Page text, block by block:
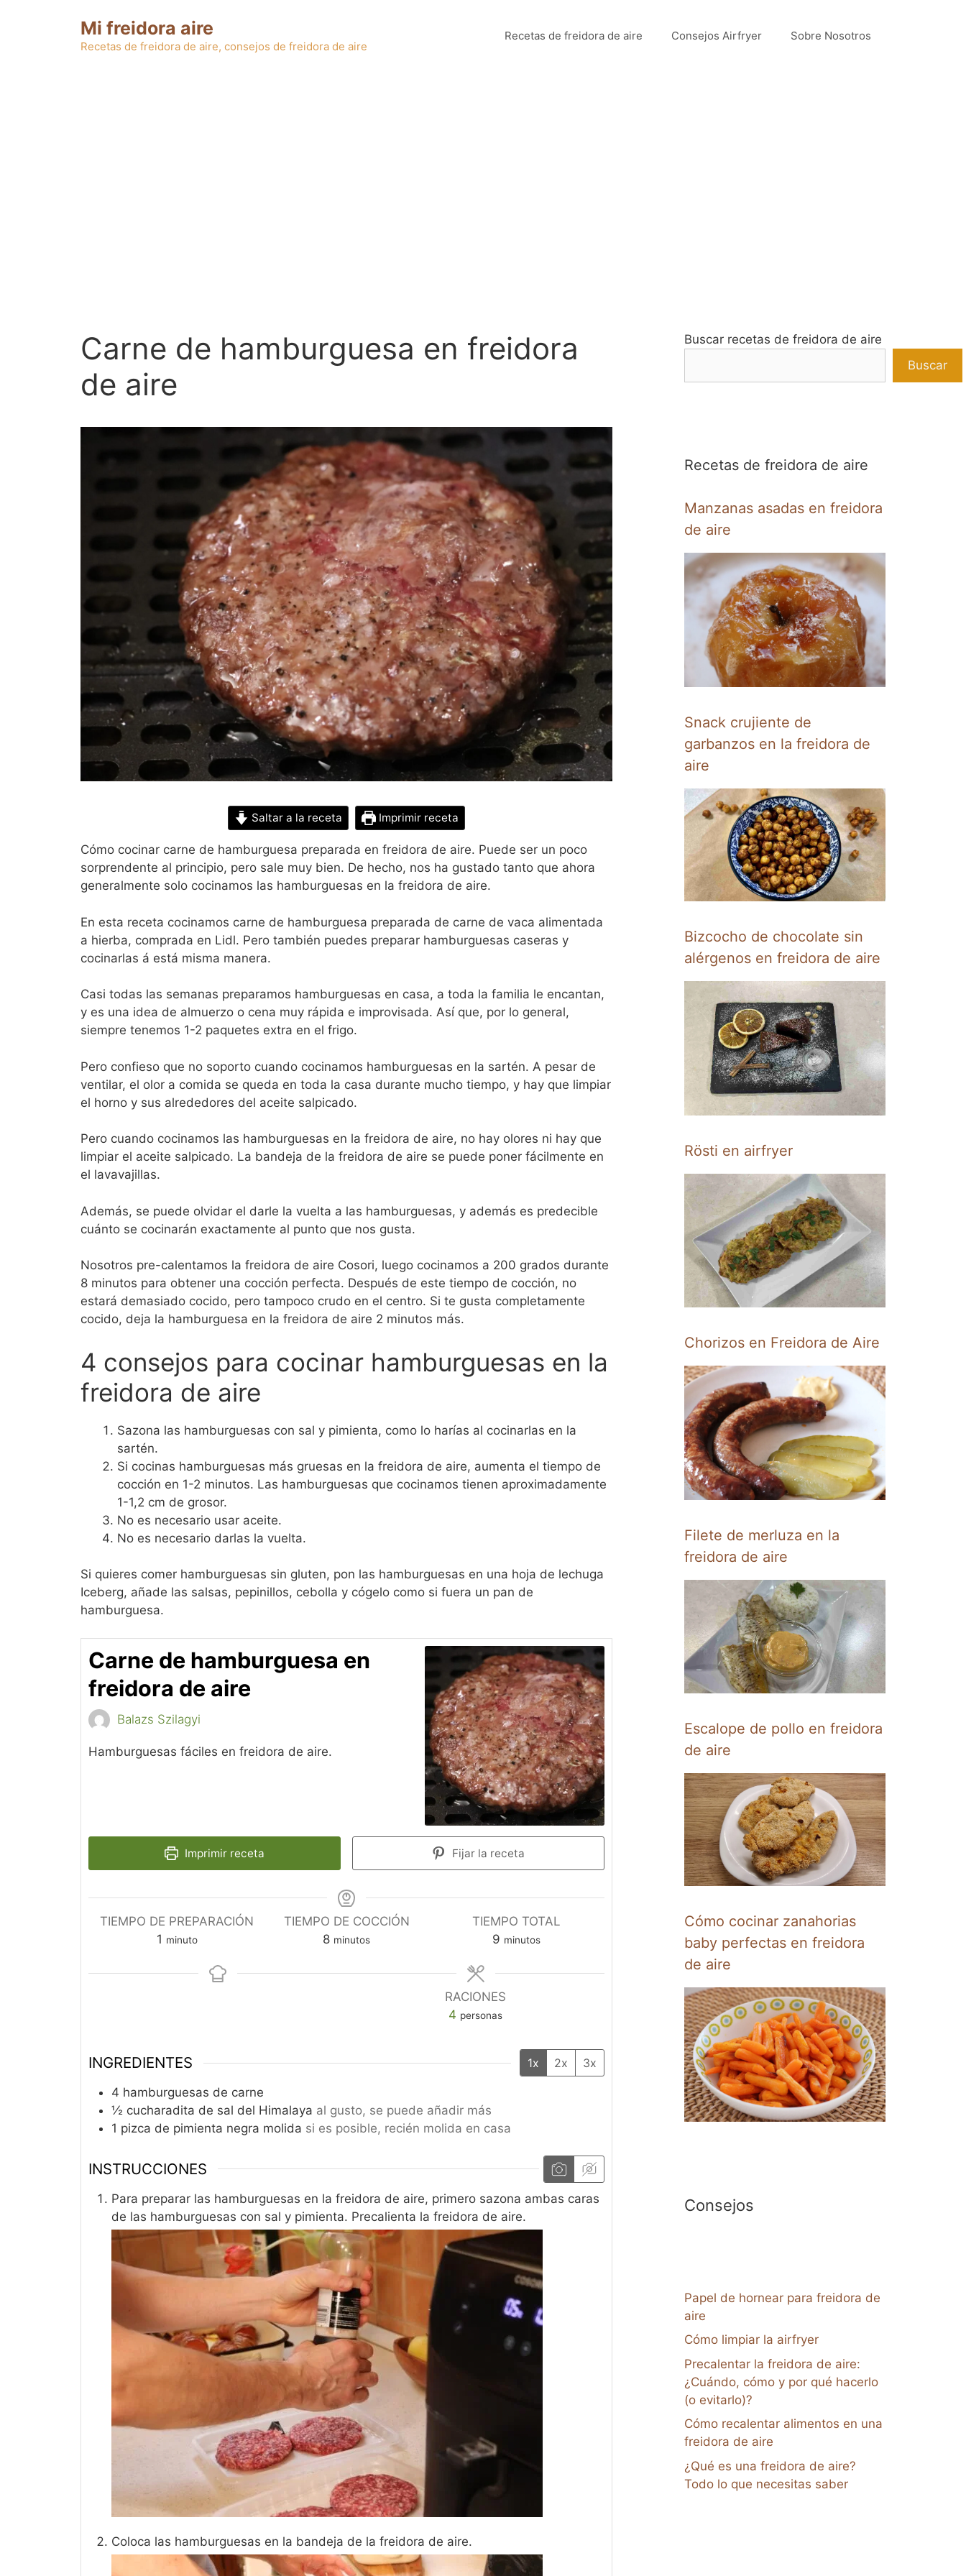
Mi freidora aire
Recetas de freidora de aire, consejos de freidora de aire
Recetas de freidora de aire Consejos Airfryer Sobre Nosotros
Carne de hamburguesa en freidora
de aire
Saltar a la receta Imprimir receta
Cómo cocinar carne de hamburguesa preparada en freidora de aire. Puede ser un poco
sorprendente al principio, pero sale muy bien. De hecho, nos ha gustado tanto que ahora
generalmente solo cocinamos las hamburguesas en la freidora de aire.
En esta receta cocinamos carne de hamburguesa preparada de carne de vaca alimentada
a hierba, comprada en Lidl. Pero también puedes preparar hamburguesas caseras y
cocinarlas á está misma manera.
Casi todas las semanas preparamos hamburguesas en casa, a toda la familia le encantan,
y es una idea de almuerzo o cena muy rápida e improvisada. Así que, por lo general,
siempre tenemos 1-2 paquetes extra en el frigo.
Pero confieso que no soporto cuando cocinamos hamburguesas en la sartén. A pesar de
ventilar, el olor a comida se queda en toda la casa durante mucho tiempo, y hay que limpiar
el horno y sus alrededores del aceite salpicado.
Pero cuando cocinamos las hamburguesas en la freidora de aire, no hay olores ni hay que
limpiar el aceite salpicado. La bandeja de la freidora de aire se puede poner fácilmente en
el lavavajillas.
Además, se puede olvidar el darle la vuelta a las hamburguesas, y además es predecible
cuánto se cocinarán exactamente al punto que nos gusta.
Nosotros pre-calentamos la freidora de aire Cosori, luego cocinamos a 200 grados durante
8 minutos para obtener una cocción perfecta. Después de este tiempo de cocción, no
estará demasiado cocido, pero tampoco crudo en el centro. Si te gusta completamente
cocido, deja la hamburguesa en la freidora de aire 2 minutos más.
4 consejos para cocinar hamburguesas en la
freidora de aire
Sazona las hamburguesas con sal y pimienta, como lo harías al cocinarlas en la
sartén.
Si cocinas hamburguesas más gruesas en la freidora de aire, aumenta el tiempo de
cocción en 1-2 minutos. Las hamburguesas que cocinamos tienen aproximadamente
1-1,2 cm de grosor.
No es necesario usar aceite.
No es necesario darlas la vuelta.
Si quieres comer hamburguesas sin gluten, pon las hamburguesas en una hoja de lechuga
Iceberg, añade las salsas, pepinillos, cebolla y cógelo como si fuera un pan de
hamburguesa.
Carne de hamburguesa en
freidora de aire
Balazs Szilagyi
Hamburguesas fáciles en freidora de aire.
Imprimir receta Fijar la receta
TIEMPO DE PREPARACIÓN
1 minuto
minuto
TIEMPO DE COCCIÓN
8minutos
minutos
TIEMPO TOTAL
9minutos
minutos
RACIONES
4 personas
INGREDIENTES 1x 2x 3x
4 hamburguesas de carne
½ cucharadita de sal del Himalaya al gusto, se puede añadir más
1 pizca de pimienta negra molida si es posible, recién molida en casa
INSTRUCCIONES
Para preparar las hamburguesas en la freidora de aire, primero sazona ambas caras
de las hamburguesas con sal y pimienta. Precalienta la freidora de aire.
Coloca las hamburguesas en la bandeja de la freidora de aire.
Buscar recetas de freidora de aire
Buscar
Recetas de freidora de aire
Manzanas asadas en freidora
de aire
Snack crujiente de
garbanzos en la freidora de
aire
Bizcocho de chocolate sin
alérgenos en freidora de aire
Rösti en airfryer
Chorizos en Freidora de Aire
Filete de merluza en la
freidora de aire
Escalope de pollo en freidora
de aire
Cómo cocinar zanahorias
baby perfectas en freidora
de aire
Consejos
Papel de hornear para freidora de
aire
Cómo limpiar la airfryer
Precalentar la freidora de aire:
¿Cuándo, cómo y por qué hacerlo
(o evitarlo)?
Cómo recalentar alimentos en una
freidora de aire
¿Qué es una freidora de aire?
Todo lo que necesitas saber